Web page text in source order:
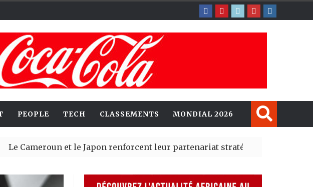
PEOPLE TECH CLASSEMENTS MONDIAL 2026
et le Japon renforcent leur partenariat stratégique avec un cap sur